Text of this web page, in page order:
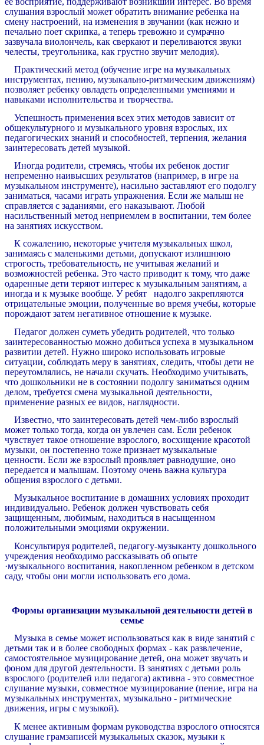
слушания взрослый может обратить внимание ребенка на
смену настроений, на изменения в звучании (как нежно и
печально поет скрипка, а теперь тревожно и сумрачно
зазвучала виолончель, как сверкают и переливаются звуки
челесты, треугольника, как грустно звучит мелодия).
Практический метод (обучение игре на музыкальных
инструментах, пению, музыкально-ритмическим движениям)
позволяет ребенку овладеть определенными умениями и
навыками исполнительства и творчества.
Успешность применения всех этих методов зависит от
общекультурного и музыкального уровня взрослых, их
педагогических знаний и способностей, терпения, желания
заинтересовать детей музыкой.
Иногда родители, стремясь, чтобы их ребенок достиг
непременно наивысших результатов (например, в игре на
музыкальном инструменте), насильно заставляют его подолгу
заниматься, часами играть упражнения. Если же малыш не
справляется с заданиями, его наказывают. Любой
насильственный метод неприемлем в воспитании, тем более
на занятиях искусством.
К сожалению, некоторые учителя музыкальных школ,
занимаясь с маленькими детьми, допускают излишнюю
строгость, требовательность, не учитывая желаний и
возможностей ребенка. Это часто приводит к тому, что даже
одаренные дети теряют интерес к музыкальным занятиям, а
иногда и к музыке вообще. У ребят надолго закрепляются
отрицательные эмоции, полученные во время учебы, которые
порождают затем негативное отношение к музыке.
Педагог должен суметь убедить родителей, что только
заинтересованностью можно добиться успеха в музыкальном
развитии детей. Нужно широко использовать игровые
ситуации, соблюдать меру в занятиях, следить, чтобы дети не
переутомлялись, не начали скучать. Необходимо учитывать,
что дошкольники не в состоянии подолгу заниматься одним
делом, требуется смена музыкальной деятельности,
применение разных ее видов, наглядности.
Известно, что заинтересовать детей чем-либо взрослый
может только тогда, когда он увлечен сам. Если ребенок
чувствует такое отношение взрослого, восхищение красотой
музыки, он постепенно тоже признает музыкальные
ценности. Если же взрослый проявляет равнодушие, оно
передается и малышам. Поэтому очень важна культура
общения взрослого с детьми.
Музыкальное воспитание в домашних условиях проходит
индивидуально. Ребенок должен чувствовать себя
защищенным, любимым, находиться в насыщенном
положительными эмоциями окружении.
Консультируя родителей, педагогу-музыканту дошкольного
учреждения необходимо рассказывать об опыте
·музыкального воспитания, накопленном ребенком в детском
саду, чтобы они могли использовать его дома.
Формы организации музыкальной деятельности детей в
семье
Музыка в семье может использоваться как в виде занятий с
детьми так и в более свободных формах - как развлечение,
самостоятельное музицирование детей, она может звучать и
фоном для другой деятельности. В занятиях с детьми роль
взрослого (родителей или педагога) активна - это совместное
слушание музыки, совместное музицирование (пение, игра на
музыкальных инструментах, музыкально - ритмические
движения, игры с музыкой).
К менее активным формам руководства взрослого относятся
слушание грамзаписей музыкальных сказок, музыки к